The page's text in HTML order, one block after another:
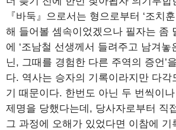
『바둑』으로서는 형으로부터 ‘조치
해 들어볼 셈속이었겠으나 필자는 좀
에 ‘조남철 선생께서 들려주고 남겨
닌, 그때를 경험한 다른 주역의 증언’
다. 역사는 승자의 기록이라지만 다각
기 때문이다. 한번도 아닌 두 번씩이
제명을 당했다는데, 당사자로부터 직
그 과정에 오해가 있었다면 이참에 기